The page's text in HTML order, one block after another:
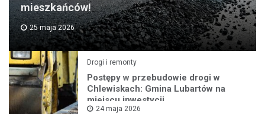
mieszkańców!
25 maja 2026
Drogi i remonty
Postępy w przebudowie drogi w
Chlewiskach: Gmina Lubartów na
miejscu inwestycji
24 maja 2026